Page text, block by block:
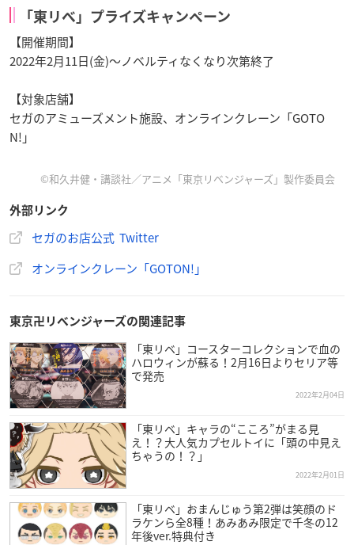
「東リベ」プライズキャンペーン
【開催期間】
2022年2月11日(金)～ノベルティなくなり次第終了
【対象店舗】
セガのアミューズメント施設、オンラインクレーン「GOTO
N!」
©和久井健・講談社／アニメ「東京リベンジャーズ」製作委員会
外部リンク
セガのお店公式 Twitter
オンラインクレーン「GOTON!」
東京卍リベンジャーズの関連記事
「東リベ」コースターコレクションで血の
ハロウィンが蘇る！2月16日よりセリア等
で発売
2022年2月04日
「東リベ」キャラの“こころ”がまる見
え！？大人気カプセルトイに「頭の中見え
ちゃうの！？」
2022年2月01日
「東リベ」おまんじゅう第2弾は笑顔のド
ラケンら全8種！あみあみ限定で千冬の12
年後ver.特典付き